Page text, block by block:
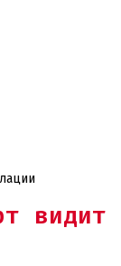
видит